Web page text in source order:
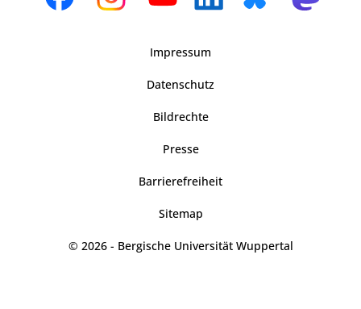
Impressum
Datenschutz
Bildrechte
Presse
Barrierefreiheit
Sitemap
© 2026 - Bergische Universität Wuppertal